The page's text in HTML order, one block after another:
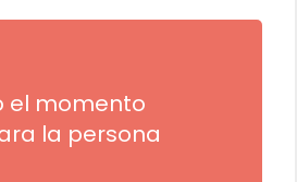
el momento
la persona